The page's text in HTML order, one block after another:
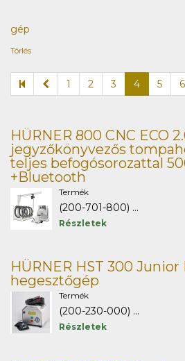
gép
Törlés
1 2 3 4 5 6
HÜRNER 800 CNC ECO
jegyzőkönyvezős
teljes befogósorozattal
+Bluetooth
Termék
(200-701-800) ...
Részletek
HÜRNER HST 300 Junior
hegesztőgép
Termék
(200-230-000) ...
Részletek